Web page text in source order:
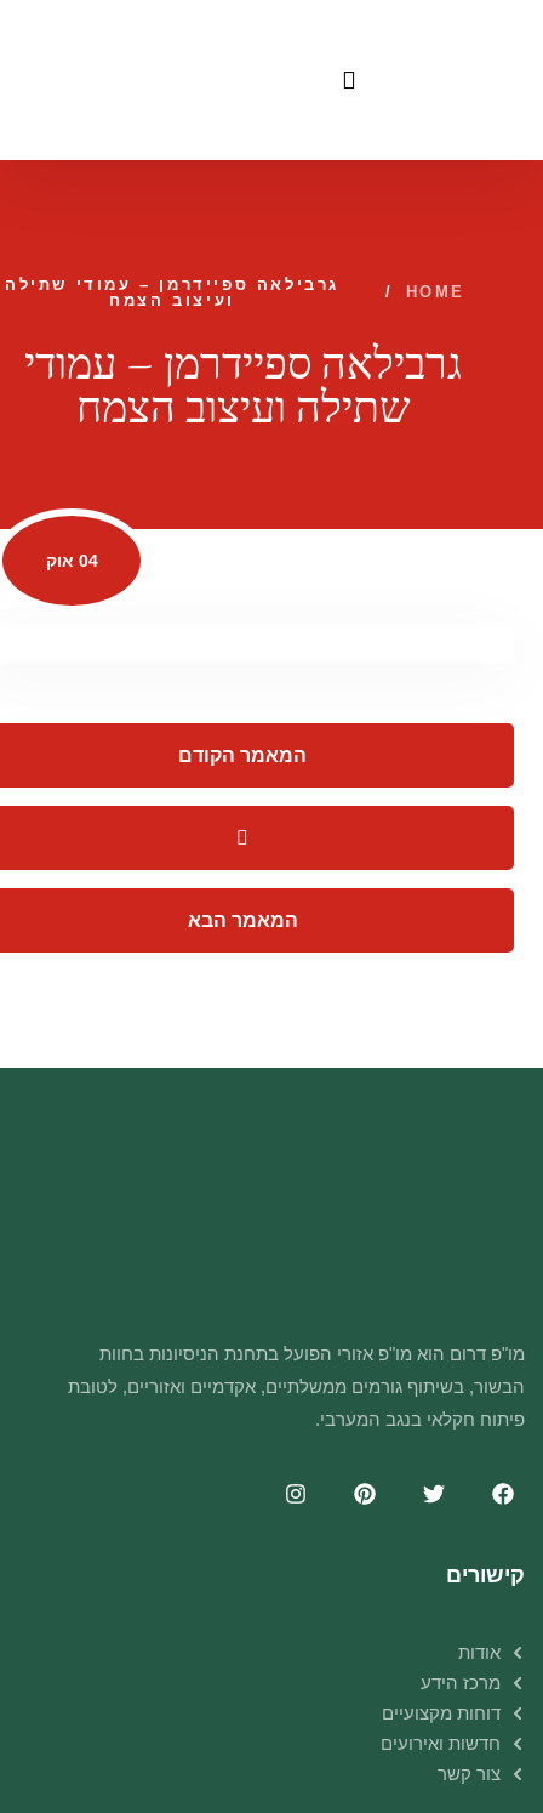
HOME
/
גרבילאה ספיידרמן – עמודי שתילה
ועיצוב הצמח
גרבילאה ספיידרמן – עמודי
שתילה ועיצוב הצמח
04 אוק
המאמר הקודם
המאמר הבא
מו"פ דרום הוא מו"פ אזורי הפועל בתחנת הניסיונות בחוות
הבשור, בשיתוף גורמים ממשלתיים, אקדמיים ואזוריים, לטובת
פיתוח חקלאי בנגב המערבי.
קישורים
אודות
מרכז הידע
דוחות מקצועיים
חדשות ואירועים
צור קשר